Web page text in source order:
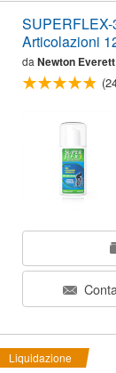
Articolazioni
daNewton
Liquidazione